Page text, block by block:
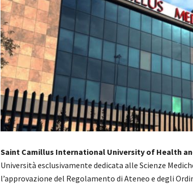
Saint Camillus International University of Health
Università esclusivamente dedicata alle Scienze
l’approvazione del Regolamento di Ateneo e degli